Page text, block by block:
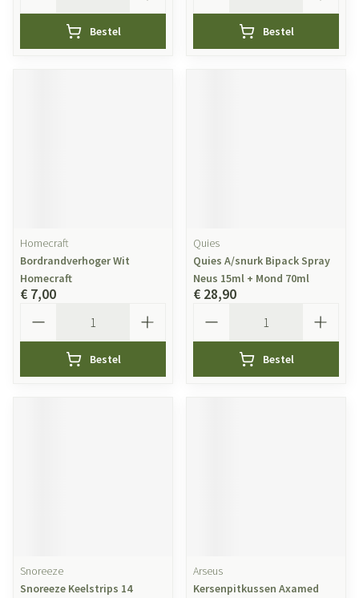
Bestel Bestel
Homecraft
Bordrandverhoger Wit
Homecraft
€ 7,00
Bestel
Quies
Quies A/snurk Bipack Spray
Neus 15ml + Mond 70ml
€ 28,90
Bestel
Snoreeze
Snoreeze Keelstrips 14
Arseus
Kersenpitkussen Axamed